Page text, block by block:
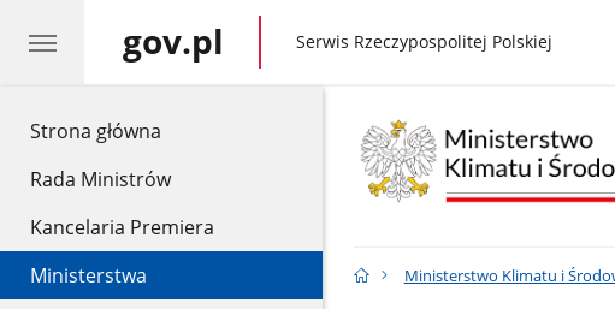
Strona główna
Rada Ministrów
Kancelaria Premiera
Ministerstwa
gov.pl gov.pl
Serwis Rzeczypospolitej Polskiej
Ministerstwo Klimatu i